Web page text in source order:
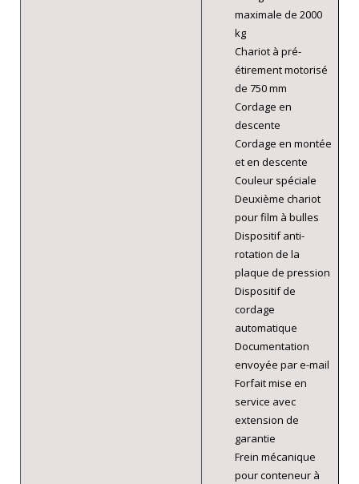
maximale de 2000
kg
Chariot à pré-
étirement motorisé
de 750 mm
Cordage en
descente
Cordage en montée
et en descente
Couleur spéciale
Deuxième chariot
pour film à bulles
Dispositif anti-
rotation de la
plaque de pression
Dispositif de
cordage
automatique
Documentation
envoyée par e-mail
Forfait mise en
service avec
extension de
garantie
Frein mécanique
pour conteneur à